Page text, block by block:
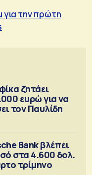
για την πρώτη
ζητάει
ευρώ για να
τον Παυλίδη
Bank βλέπει
στα 4.600 δολ.
τρίμηνο